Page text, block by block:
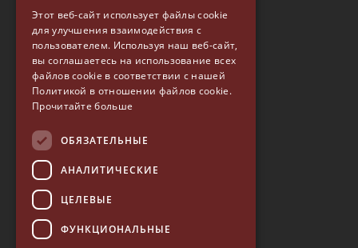
EUREKA
Conti Valerio S.r.l.
Via Luigi Longo 39/41
50019, Sesto Fiorentino (FI) - ITALY
Fax +39 055 4200010
P. Iva 03094860487
info@eureka.co.it
Сообщение о нарушениях
SPANISH
RUSSIAN
Этот веб-сайт использует файлы cookie
для улучшения взаимодействия с
пользователем. Используя наш веб-сайт,
вы соглашаетесь на использование всех
файлов cookie в соответствии с нашей
Политикой в ​​отношении файлов cookie.
Прочитайте больше
ОБЯЗАТЕЛЬНЫЕ
АНАЛИТИЧЕСКИЕ
ЦЕЛЕВЫЕ
ФУНКЦИОНАЛЬНЫЕ